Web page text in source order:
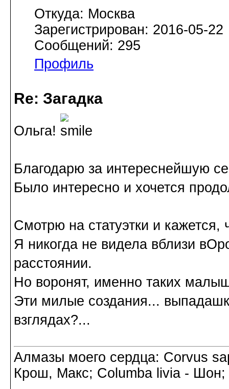
Откуда: Москва
Зарегистрирован: 2016-05-22
Сообщений: 295
Профиль
Re: Загадка
Ольга!
Благодарю за интереснейшую
Было интересно и хочется
Смотрю на статуэтки и кажется,
Я никогда не видела вблизи
расстоянии.
Но воронят, именно таких
Эти милые создания...
взглядах?...
Алмазы моего сердца: Corvus
Крош, Макс; Columba livia -